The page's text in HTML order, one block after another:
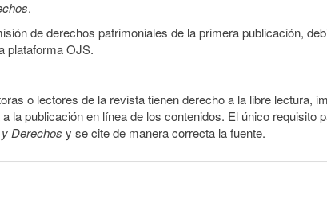
.
de derechos patrimoniales de la primera publicación,
plataforma OJS.
o lectores de la revista tienen derecho a la libre lectura,
la publicación en línea de los contenidos. El único
Derechos y se cite de manera correcta la fuente.